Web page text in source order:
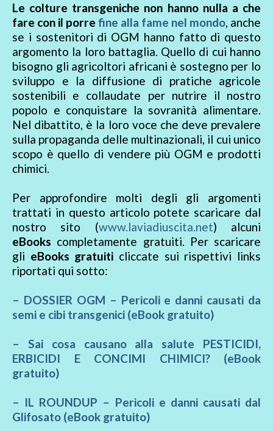
Le colture transgeniche non hanno nulla a che
fare con il porre fine alla fame nel mondo, anche
se i sostenitori di OGM hanno fatto di questo
argomento la loro battaglia. Quello di cui hanno
bisogno gli agricoltori africani è sostegno per lo
sviluppo e la diffusione di pratiche agricole
sostenibili e collaudate per nutrire il nostro
popolo e conquistare la sovranità alimentare.
Nel dibattito, è la loro voce che deve prevalere
sulla propaganda delle multinazionali, il cui unico
scopo è quello di vendere più OGM e prodotti
chimici.
Per approfondire molti degli gli argomenti
trattati in questo articolo potete scaricare dal
nostro sito (www.laviadiuscita.net) alcuni
eBooks completamente gratuiti. Per scaricare
gli eBooks gratuiti cliccate sui rispettivi links
riportati qui sotto:
– DOSSIER OGM – Pericoli e danni causati da
semi e cibi transgenici (eBook gratuito)
– Sai cosa causano alla salute PESTICIDI,
ERBICIDI E CONCIMI CHIMICI? (eBook
gratuito)
– IL ROUNDUP – Pericoli e danni causati dal
Glifosato (eBook gratuito)